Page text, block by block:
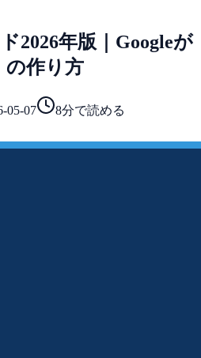
2026年版｜Googleが
の作り方
05-07 8分で読める